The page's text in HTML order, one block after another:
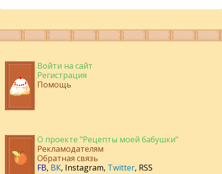
Войти на сайт
Регистрация
Помощь
О проекте "Рецепты моей бабушки"
Рекламодателям
Обратная связь
FB, ВК, Instagram, Twitter, RSS